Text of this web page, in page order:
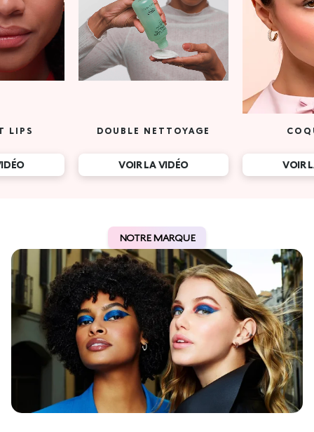
LIPS DOUBLE NETTOYAGE
VOIR LA VIDÉO VOIR
NOTRE MARQUE